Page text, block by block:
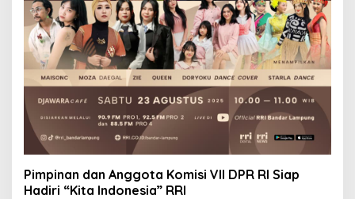
Pimpinan dan Anggota Komisi VII DPR RI Siap
Hadiri “Kita Indonesia” RRI